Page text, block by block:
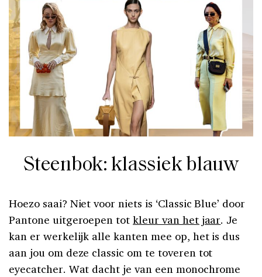
Steenbok: klassiek blauw
Hoezo saai? Niet voor niets is ‘Classic Blue’ door
Pantone uitgeroepen totkleur van het jaar. Je
kan er werkelijk alle kanten mee op, het is dus
aan jou om deze classic om te toveren tot
eyecatcher. Wat dacht je van een monochrome